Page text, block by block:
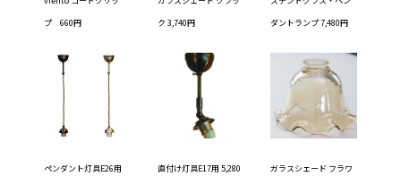
プ 660円
ク 3,740円
ダントランプ 7,480円
ペンダント灯具E26用
直付け灯具E17用 5,280
ガラスシェード フラワ